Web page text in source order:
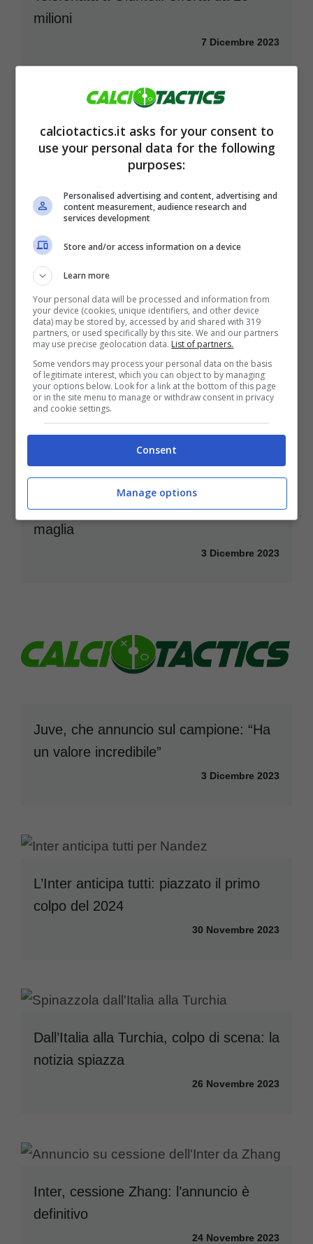
milioni
7 Dicembre 2023
Colpo di scena Coppa Italia, cifre shock
6 Dicembre 2023
Dal Napoli all’Inter, un Big cambia
maglia
3 Dicembre 2023
Juve, che annuncio sul campione: “Ha
un valore incredibile”
3 Dicembre 2023
L’Inter anticipa tutti: piazzato il primo
colpo del 2024
30 Novembre 2023
Dall’Italia alla Turchia, colpo di scena: la
notizia spiazza
26 Novembre 2023
Inter, cessione Zhang: l’annuncio è
definitivo
24 Novembre 2023
calciotactics.it asks for your consent to
use your personal data for the following
purposes:
Personalised advertising and content, advertising and
content measurement, audience research and
services development
Store and/or access information on a device
Learn more
Your personal data will be processed and information from
your device (cookies, unique identifiers, and other device
data) may be stored by, accessed by and shared with 319
partners, or used specifically by this site. We and our partners
may use precise geolocation data. List of partners.
Some vendors may process your personal data on the basis
of legitimate interest, which you can object to by managing
your options below. Look for a link at the bottom of this page
or in the site menu to manage or withdraw consent in privacy
and cookie settings.
Consent
Manage options